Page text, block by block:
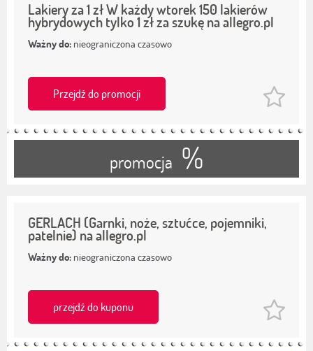
Lakiery za 1 zł W każdy wtorek 150 lakierów
hybrydowych tylko 1 zł za szukę na allegro.pl
Ważny do: nieograniczona czasowo
Przejdź do promocji
promocja %
GERLACH (Garnki, noże, sztućce, pojemniki,
patelnie) na allegro.pl
Ważny do: nieograniczona czasowo
przejdź do kuponu